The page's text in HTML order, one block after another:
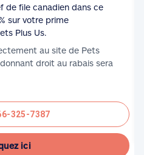
de file canadien dans ce
sur votre prime
Plus Us.
au site de Pets
droit au rabais sera
325-7387
ici